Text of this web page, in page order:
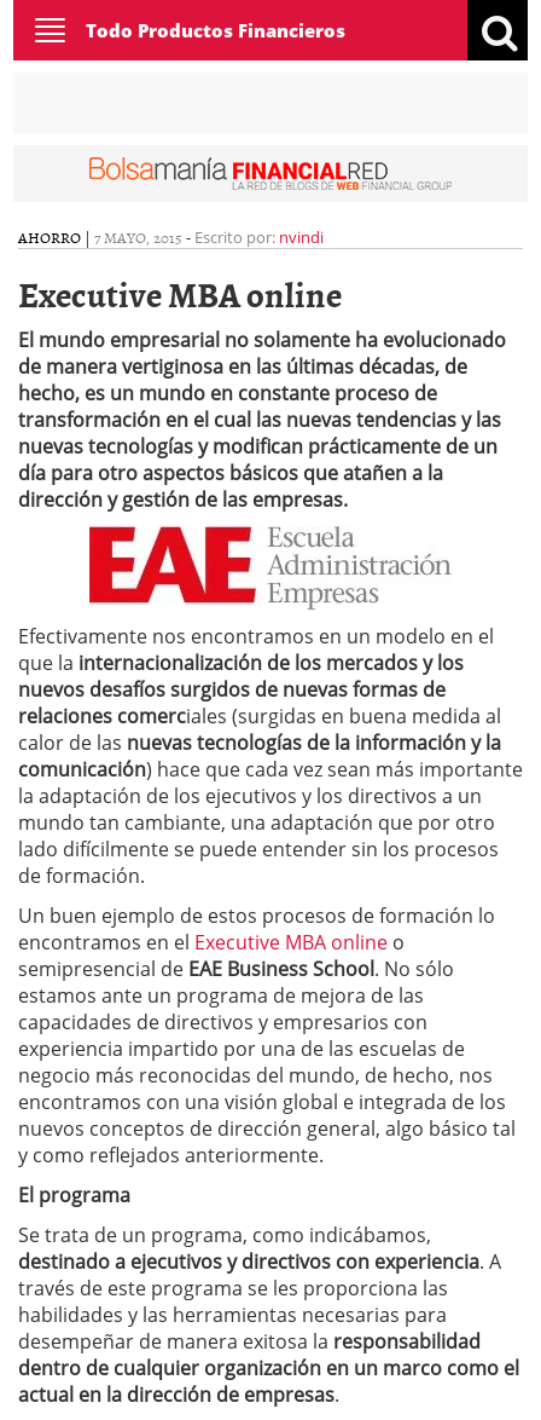
Toggle
navigation
Todo Productos Financieros
AHORRO | 7 MAYO, 2015 - Escrito por: nvindi
Executive MBA online
El mundo empresarial no solamente ha evolucionado
de manera vertiginosa en las últimas décadas, de
hecho, es un mundo en constante proceso de
transformación en el cual las nuevas tendencias y las
nuevas tecnologías y modifican prácticamente de un
día para otro aspectos básicos que atañen a la
dirección y gestión de las empresas.
Efectivamente nos encontramos en un modelo en el
que la internacionalización de los mercados y los
nuevos desafíos surgidos de nuevas formas de
relaciones comerciales (surgidas en buena medida al
calor de las nuevas tecnologías de la información y la
comunicación) hace que cada vez sean más importante
la adaptación de los ejecutivos y los directivos a un
mundo tan cambiante, una adaptación que por otro
lado difícilmente se puede entender sin los procesos
de formación.
Un buen ejemplo de estos procesos de formación lo
encontramos en el Executive MBA online o
semipresencial de EAE Business School. No sólo
estamos ante un programa de mejora de las
capacidades de directivos y empresarios con
experiencia impartido por una de las escuelas de
negocio más reconocidas del mundo, de hecho, nos
encontramos con una visión global e integrada de los
nuevos conceptos de dirección general, algo básico tal
y como reflejados anteriormente.
El programa
Se trata de un programa, como indicábamos,
destinado a ejecutivos y directivos con experiencia. A
través de este programa se les proporciona las
habilidades y las herramientas necesarias para
desempeñar de manera exitosa la responsabilidad
dentro de cualquier organización en un marco como el
actual en la dirección de empresas.